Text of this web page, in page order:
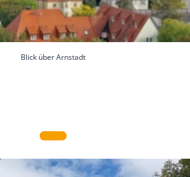
Blick über Arnstadt